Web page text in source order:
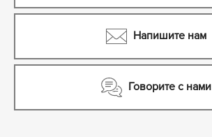
Напишите нам
Говорите с нами